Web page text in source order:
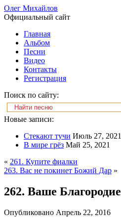
Олег Михайлов
Официальный сайт
Главная
Альбом
Песни
Видео
Контакты
Регистрация
Поиск по сайту:
Новые записи:
Стекают тучи Июль 27, 2021
В мире грёз Май 25, 2021
« 261. Купите фиалки
263. Вас не покинет Божий Дар »
262. Ваше Благородие
Опубликовано Апрель 22, 2016